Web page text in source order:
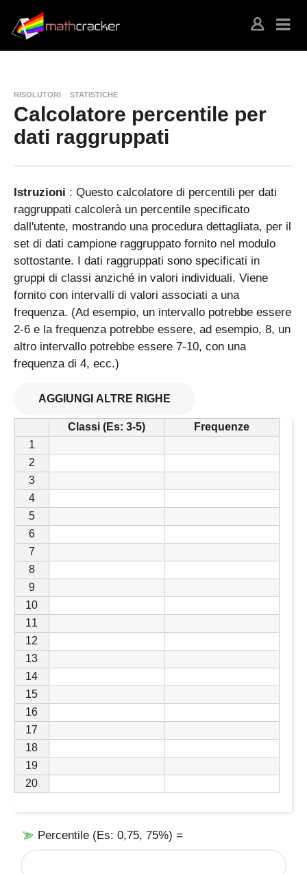
RISOLUTORI STATISTICHE
Calcolatore percentile per
dati raggruppati
Istruzioni : Questo calcolatore di percentili per dati
raggruppati calcolerà un percentile specificato
dall'utente, mostrando una procedura dettagliata, per il
set di dati campione raggruppato fornito nel modulo
sottostante. I dati raggruppati sono specificati in
gruppi di classi anziché in valori individuali. Viene
fornito con intervalli di valori associati a una
frequenza. (Ad esempio, un intervallo potrebbe essere
2-6 e la frequenza potrebbe essere, ad esempio, 8, un
altro intervallo potrebbe essere 7-10, con una
frequenza di 4, ecc.)
AGGIUNGI ALTRE RIGHE
Classi (Es: 3-5)
Frequenze
1
2
3
4
5
6
7
8
9
10
11
12
13
14
15
16
17
18
19
20
Percentile (Es: 0,75, 75%) =